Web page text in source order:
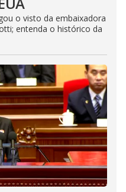
o visto da embaixadora
entenda o histórico da